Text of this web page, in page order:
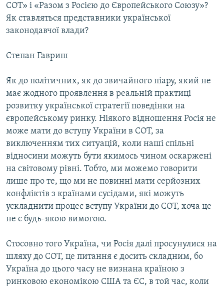
СОТ» і «Разом з Росією до Європейського Союзу»?
Як ставляться представники української
законодавчої влади?
Степан Гавриш
Як до політичних, як до звичайного піару, який не
має жодного проявлення в реальній практиці
розвитку української стратегії поведінки на
європейському ринку. Ніякого відношення Росія не
може мати до вступу України в СОТ, за
виключенням тих ситуацій, коли наші спільні
відносини можуть бути якимось чином оскаржені
на світовому рівні. Тобто, ми можемо говорити
лише про те, що ми не повинні мати серйозних
конфліктів з країнами сусідами, які можуть
ускладнити процес вступу України до СОТ, хоча це
не є будь-якою вимогою.
Стосовно того Україна, чи Росія далі просунулися на
шляху до СОТ, це питання є досить складним, бо
Україна до цього часу не визнана країною з
ринковою економікою США та ЄС, в той час, коли